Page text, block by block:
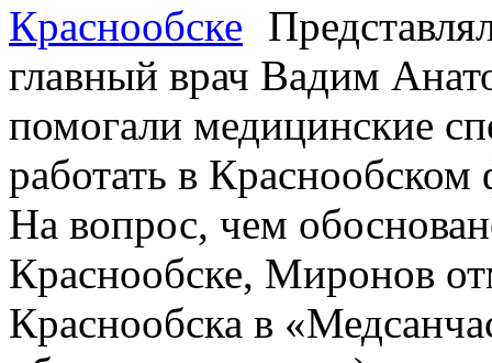
главный врач Вадим
помогали медицинские
работать в Краснообском
На вопрос, чем
Краснообске, Миронов
Краснообска в